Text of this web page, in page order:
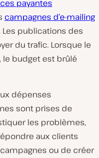
payantes
campagnes d’e-mailing
publications des
du trafic. Lorsque le
le budget est brûlé
dépenses
sont prises de
les problèmes,
aux clients
ou de créer